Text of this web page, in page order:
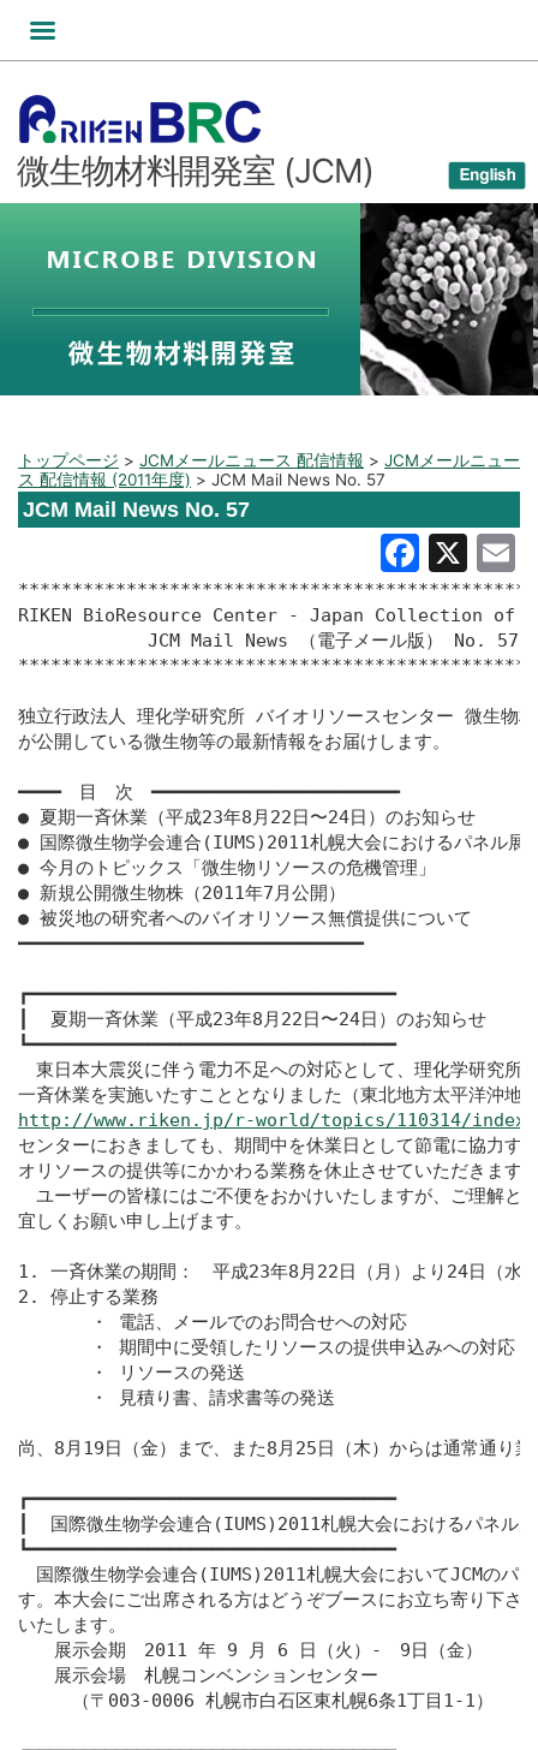
へ
ス
プ
微生物材料開発室 (JCM)
トップページ > JCMメールニュース 配信情報 > JCMメールニュー
ス 配信情報 (2011年度) > JCM Mail News No. 57
JCM Mail News No. 57
X
RIKEN BioResource Center - Japan Collection of
            JCM Mail News （電子メール版） No. 57
独立行政法人 理化学研究所 バイオリソースセンター 微生物材
が公開している微生物等の最新情報をお届けします。
━━━━　目　次　━━━━━━━━━━━━━━━━━━━━━━━
● 夏期一斉休業（平成23年8月22日〜24日）のお知らせ
● 国際微生物学会連合(IUMS)2011札幌大会におけるパネル展
● 今月のトピックス「微生物リソースの危機管理」
● 新規公開微生物株（2011年7月公開）
● 被災地の研究者へのバイオリソース無償提供について
━━━━━━━━━━━━━━━━━━━━━━━━━━━━━━━━
┏━━━━━━━━━━━━━━━━━━━━━━━━━━━━━━━━━━
┃  夏期一斉休業（平成23年8月22日〜24日）のお知らせ
┗━━━━━━━━━━━━━━━━━━━━━━━━━━━━━━━━━━
東日本大震災に伴う電力不足への対応として、理化学研究所
http://www.riken.jp/r-world/topics/110314/